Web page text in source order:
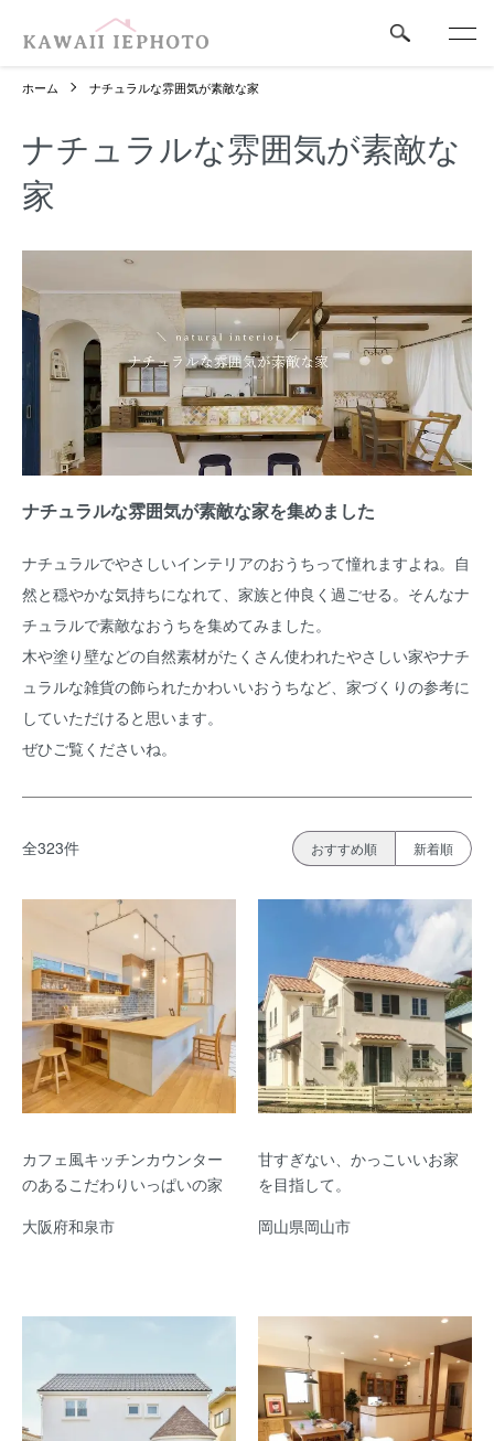
ホーム ナチュラルな雰囲気が素敵な家
ナチュラルな雰囲気が素敵な
家
ナチュラルな雰囲気が素敵な家を集めました
ナチュラルでやさしいインテリアのおうちって憧れますよね。自
然と穏やかな気持ちになれて、家族と仲良く過ごせる。そんなナ
チュラルで素敵なおうちを集めてみました。
木や塗り壁などの自然素材がたくさん使われたやさしい家やナチ
ュラルな雑貨の飾られたかわいいおうちなど、家づくりの参考に
していただけると思います。
ぜひご覧くださいね。
全323件 おすすめ順 新着順
カフェ風キッチンカウンター
のあるこだわりいっぱいの家
大阪府和泉市
甘すぎない、かっこいいお家
を目指して。
岡山県岡山市